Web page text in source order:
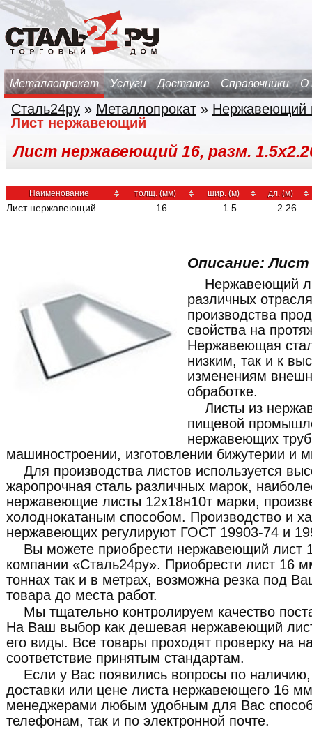
Металлопрокат Услуги Доставка Справочники О
Сталь24ру » Металлопрокат » Нержавеющий
Лист нержавеющий
Лист нержавеющий 16, разм.
Наименование толщ. (мм) шир. (м) дл. (м)
Лист нержавеющий 16 1.5 2.26
Описание:
Нержавеющий
различных
производства
свойства на
Нержавеющая
низким, так и к
изменениям
обработке.
Листы из
пищевой
нержавеющих
машиностроении, изготовлении бижутерии и
Для производства листов используется
жаропрочная сталь различных марок,
нержавеющие листы 12х18н10т марки,
холоднокатаным способом. Производство и
нержавеющих регулируют ГОСТ 19903-74 и
Вы можете приобрести нержавеющий лист
компании «Сталь24ру». Приобрести лист 16
тоннах так и в метрах, возможна резка под
товара до места работ.
Мы тщательно контролируем качество
На Ваш выбор как дешевая нержавеющий
его виды. Все товары проходят проверку на
соответствие принятым стандартам.
Если у Вас появились вопросы по наличию,
доставки или цене листа нержавеющего 16
менеджерами любым удобным для Вас
телефонам, так и по электронной почте.